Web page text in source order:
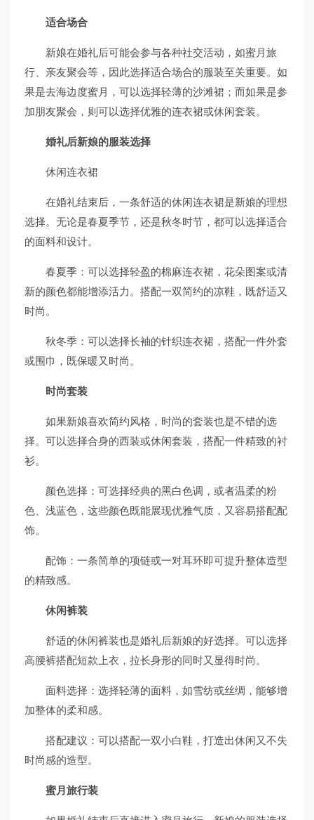
适合场合
新娘在婚礼后可能会参与各种社交活动，如蜜月旅
行、亲友聚会等，因此选择适合场合的服装至关重要。如
果是去海边度蜜月，可以选择轻薄的沙滩裙；而如果是参
加朋友聚会，则可以选择优雅的连衣裙或休闲套装。
婚礼后新娘的服装选择
休闲连衣裙
在婚礼结束后，一条舒适的休闲连衣裙是新娘的理想
选择。无论是春夏季节，还是秋冬时节，都可以选择适合
的面料和设计。
春夏季：可以选择轻盈的棉麻连衣裙，花朵图案或清
新的颜色都能增添活力。搭配一双简约的凉鞋，既舒适又
时尚。
秋冬季：可以选择长袖的针织连衣裙，搭配一件外套
或围巾，既保暖又时尚。
时尚套装
如果新娘喜欢简约风格，时尚的套装也是不错的选
择。可以选择合身的西装或休闲套装，搭配一件精致的衬
衫。
颜色选择：可选择经典的黑白色调，或者温柔的粉
色、浅蓝色，这些颜色既能展现优雅气质，又容易搭配配
饰。
配饰：一条简单的项链或一对耳环即可提升整体造型
的精致感。
休闲裤装
舒适的休闲裤装也是婚礼后新娘的好选择。可以选择
高腰裤搭配短款上衣，拉长身形的同时又显得时尚。
面料选择：选择轻薄的面料，如雪纺或丝绸，能够增
加整体的柔和感。
搭配建议：可以搭配一双小白鞋，打造出休闲又不失
时尚感的造型。
蜜月旅行装